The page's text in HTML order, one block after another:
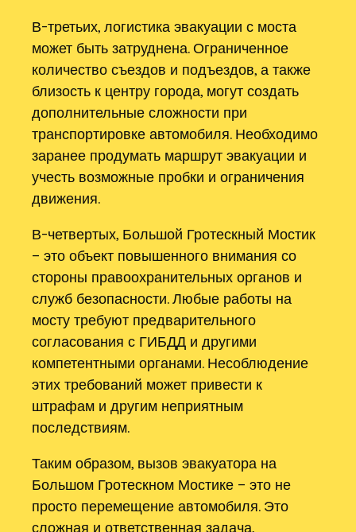
В-третьих, логистика эвакуации с моста
может быть затруднена. Ограниченное
количество съездов и подъездов, а также
близость к центру города, могут создать
дополнительные сложности при
транспортировке автомобиля. Необходимо
заранее продумать маршрут эвакуации и
учесть возможные пробки и ограничения
движения.
В-четвертых, Большой Гротескный Мостик
– это объект повышенного внимания со
стороны правоохранительных органов и
служб безопасности. Любые работы на
мосту требуют предварительного
согласования с ГИБДД и другими
компетентными органами. Несоблюдение
этих требований может привести к
штрафам и другим неприятным
последствиям.
Таким образом, вызов эвакуатора на
Большом Гротескном Мостике – это не
просто перемещение автомобиля. Это
сложная и ответственная задача,